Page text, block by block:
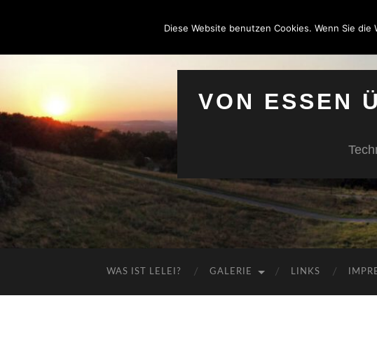
VON ESSEN
WAS IST LELEI? GALERIE LINKS
Diese Website benutzen Cookies. Wenn Sie